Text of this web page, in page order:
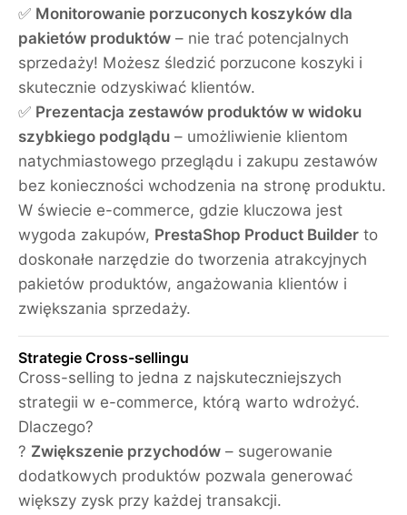
✅ Monitorowanie porzuconych koszyków dla
pakietów produktów – nie trać potencjalnych
sprzedaży! Możesz śledzić porzucone koszyki i
skutecznie odzyskiwać klientów.
✅ Prezentacja zestawów produktów w widoku
szybkiego podglądu – umożliwienie klientom
natychmiastowego przeglądu i zakupu zestawów
bez konieczności wchodzenia na stronę produktu.
W świecie e-commerce, gdzie kluczowa jest
wygoda zakupów, PrestaShop Product Builder to
doskonałe narzędzie do tworzenia atrakcyjnych
pakietów produktów, angażowania klientów i
zwiększania sprzedaży.
Strategie Cross-sellingu
Cross-selling to jedna z najskuteczniejszych
strategii w e-commerce, którą warto wdrożyć.
Dlaczego?
? Zwiększenie przychodów – sugerowanie
dodatkowych produktów pozwala generować
większy zysk przy każdej transakcji.